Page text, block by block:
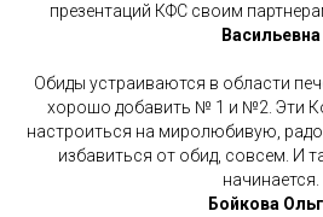
презентаций КФС своим
Васильевна
Обиды устраиваются в области
хорошо добавить № 1 и №2. Эти
настроиться на миролюбивую,
избавиться от обид, совсем. И
начинается.
Бойкова